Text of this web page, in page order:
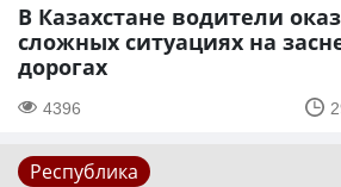
В Казахстане водители
сложных ситуациях на
дорогах
4396
Республика